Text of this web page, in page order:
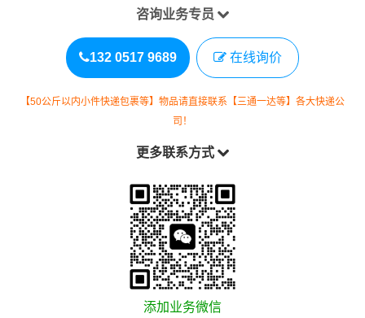
咨询业务专员
132 0517 9689 在线询价
【50公斤以内小件快递包裹等】物品请直接联系【三通一达等】各大快递公
司！
更多联系方式
添加业务微信